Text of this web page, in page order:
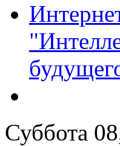
Суббота